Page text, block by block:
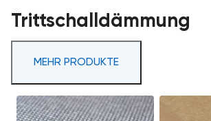
Trittschalldämmung
MEHR PRODUKTE